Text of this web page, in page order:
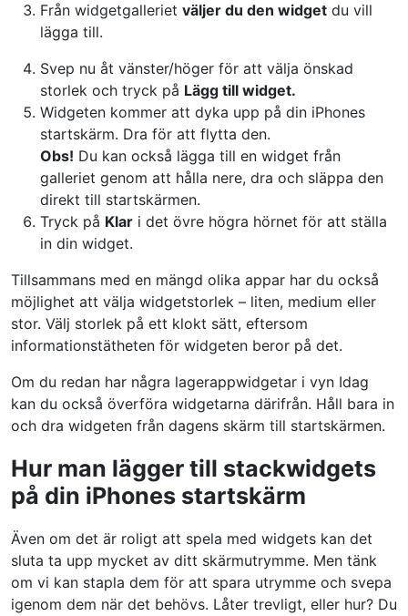
Från widgetgalleriet väljer du den widget du vill
lägga till.
Svep nu åt vänster/höger för att välja önskad
storlek och tryck på Lägg till widget.
Widgeten kommer att dyka upp på din iPhones
startskärm. Dra för att flytta den.
Obs! Du kan också lägga till en widget från
galleriet genom att hålla nere, dra och släppa den
direkt till startskärmen.
Tryck på Klar i det övre högra hörnet för att ställa
in din widget.
Tillsammans med en mängd olika appar har du också
möjlighet att välja widgetstorlek – liten, medium eller
stor. Välj storlek på ett klokt sätt, eftersom
informationstätheten för widgeten beror på det.
Om du redan har några lagerappwidgetar i vyn Idag
kan du också överföra widgetarna därifrån. Håll bara in
och dra widgeten från dagens skärm till startskärmen.
Hur man lägger till stackwidgets
på din iPhones startskärm
Även om det är roligt att spela med widgets kan det
sluta ta upp mycket av ditt skärmutrymme. Men tänk
om vi kan stapla dem för att spara utrymme och svepa
igenom dem när det behövs. Låter trevligt, eller hur? Du